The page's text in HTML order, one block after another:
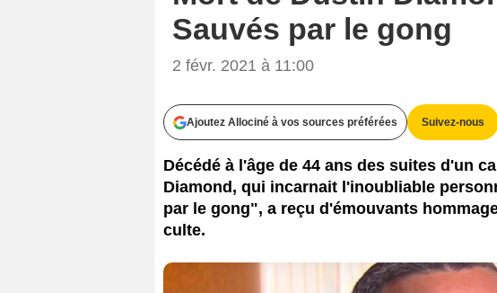
Sauvés par le gong
2 févr. 2021 à 11:00
Ajoutez Allociné à vos sources préférées Suivez-nous
Décédé à l'âge de 44 ans des suites d'un
Diamond, qui incarnait l'inoubliable
par le gong", a reçu d'émouvants
culte.